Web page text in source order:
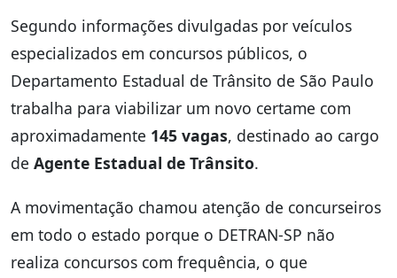
Segundo informações divulgadas por veículos
especializados em concursos públicos, o
Departamento Estadual de Trânsito de São Paulo
trabalha para viabilizar um novo certame com
aproximadamente 145 vagas, destinado ao cargo
de Agente Estadual de Trânsito.
A movimentação chamou atenção de concurseiros
em todo o estado porque o DETRAN-SP não
realiza concursos com frequência, o que